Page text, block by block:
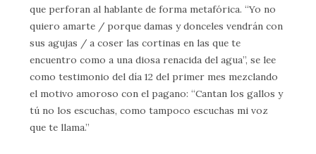
que perforan al hablante de forma metafórica. “Yo no
quiero amarte / porque damas y donceles vendrán con
sus agujas / a coser las cortinas en las que te
encuentro como a una diosa renacida del agua”, se lee
como testimonio del día 12 del primer mes mezclando
el motivo amoroso con el pagano: “Cantan los gallos y
tú no los escuchas, como tampoco escuchas mi voz
que te llama.”